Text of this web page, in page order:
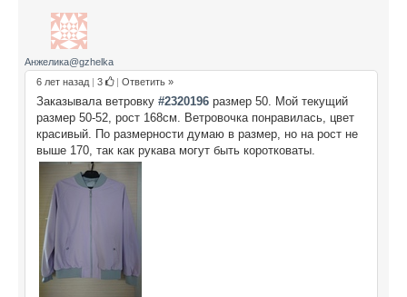
Анжелика@gzhelka
6 лет назад | 3 | Ответить »
Заказывала ветровку #2320196 размер 50. Мой текущий
размер 50-52, рост 168см. Ветровочка понравилась, цвет
красивый. По размерности думаю в размер, но на рост не
выше 170, так как рукава могут быть коротковаты.